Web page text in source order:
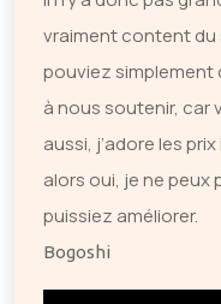
vraiment content du
pouviez
à nous soutenir, car
aussi, j’adore les
alors oui, je ne peux
puissiez améliorer.
Bogoshi